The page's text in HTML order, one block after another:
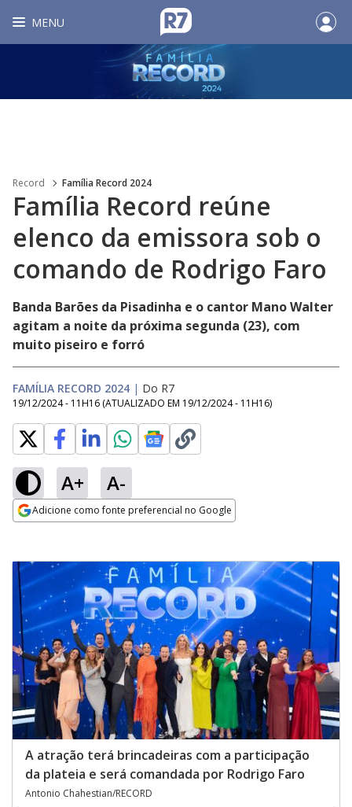
MENU
Record Família Record 2024
Família Record reúne
elenco da emissora sob o
comando de Rodrigo Faro
Banda Barões da Pisadinha e o cantor Mano Walter
agitam a noite da próxima segunda (23), com
muito piseiro e forró
FAMÍLIA RECORD 2024 | Do R7
19/12/2024 - 11H16 (ATUALIZADO EM 19/12/2024 - 11H16)
A+ A-
Adicione como fonte preferencial no Google
A atração terá brincadeiras com a participação
da plateia e será comandada por Rodrigo Faro
Antonio Chahestian/RECORD